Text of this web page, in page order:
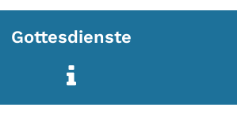
Gottesdienste